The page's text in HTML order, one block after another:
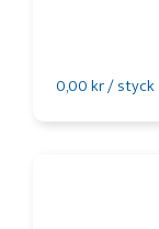
0,00 kr / styck